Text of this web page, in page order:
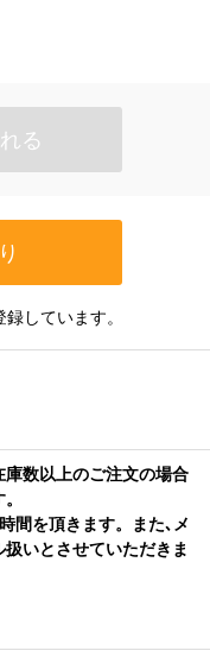
る
しています。
数以上のご注文の場合
間を頂きます。また､メ
いとさせていただきま